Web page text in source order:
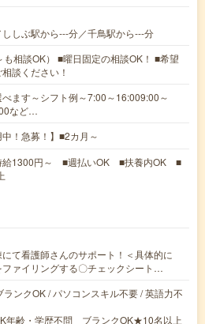
しぶ駅から---分／千鳥駅から---分
相談OK） ■曜日固定の相談OK！ ■希望
談ください！
ます～シフト例～7:00～16:009:00～
など…
中！急募！】■2カ月～
給1300円～ ■週払いOK ■扶養内OK ■
て看護師さんのサポート！＜具体的に
ァイリングする〇チェックシート…
ランクOK / パソコンスキル不要 / 英語力不
年齢・学歴不問 ブランクOK★10名以上